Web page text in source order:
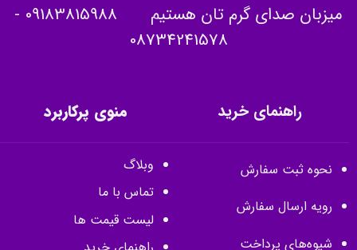
میزبان صدای گرم تان هستیم 09183815988
-
08734241578
راهنمای خرید
نحوه ثبت سفارش
رویه ارسال سفارش
شیوه‌های پرداخت
منوی پرکاربرد
وبلاگ
تماس با ما
لیست قیمت ها